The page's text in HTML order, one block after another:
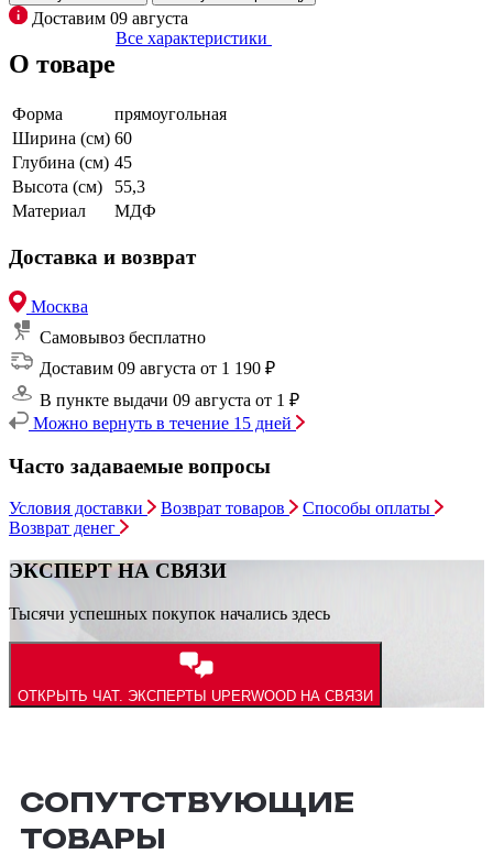
Доставим 09 августа
О товаре
Все характеристики
Форма
прямоугольная
Ширина (см) 60
Глубина (см) 45
Высота (см)
55,3
Материал
МДФ
Доставка и возврат
Москва
Самовывоз бесплатно
Доставим 09 августа от 1 190 ₽
В пункте выдачи 09 августа от 1 ₽
Можно вернуть в течение 15 дней
Часто задаваемые вопросы
Условия доставки Возврат товаров
Способы оплаты
Возврат денег
ЭКСПЕРТ НА СВЯЗИ
Тысячи успешных покупок начались здесь
ОТКРЫТЬ ЧАТ. ЭКСПЕРТЫ UPERWOOD НА СВЯЗИ
СОПУТСТВУЮЩИЕ
ТОВАРЫ